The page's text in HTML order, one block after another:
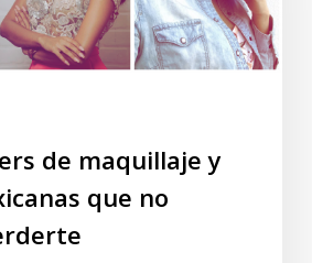
de maquillaje y
que no